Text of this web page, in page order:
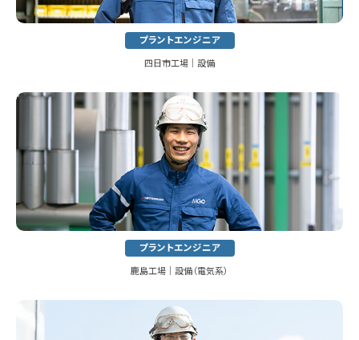
プラントエンジニア
四日市工場│設備
プラントエンジニア
鹿島工場│設備（電気系）